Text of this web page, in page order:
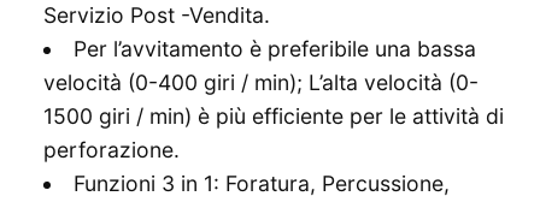
Servizio Post -Vendita.
Per l’avvitamento è preferibile una bassa
velocità (0-400 giri / min); L’alta velocità (0-
1500 giri / min) è più efficiente per le attività di
perforazione.
Funzioni 3 in 1: Foratura, Percussione,